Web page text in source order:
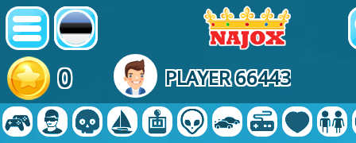
0 PLAYER 66443